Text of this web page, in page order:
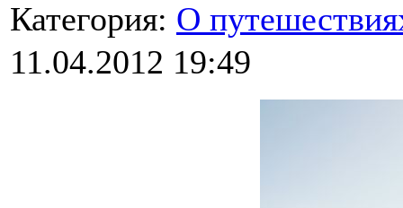
Категория: О
11.04.2012 19:49